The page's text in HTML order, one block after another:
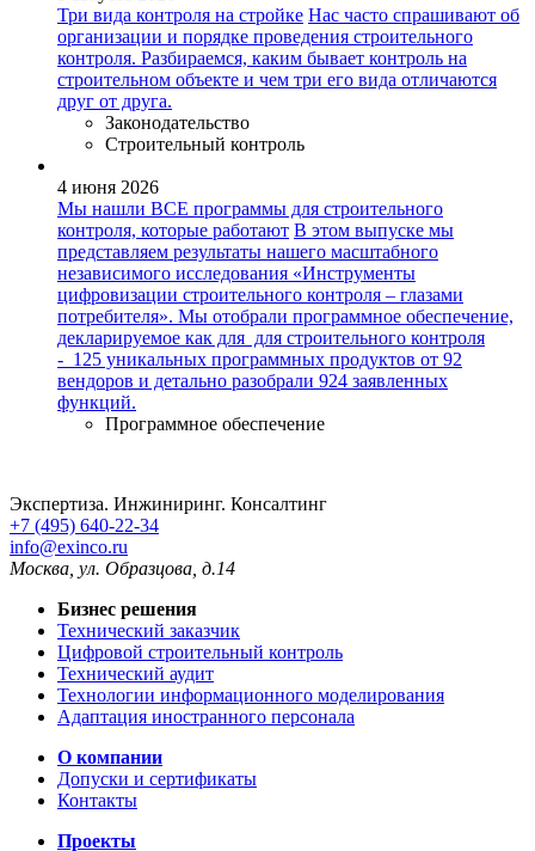
Три вида контроля на стройке Нас часто спрашивают об
организации и порядке проведения строительного
контроля. Разбираемся, каким бывает контроль на
строительном объекте и чем три его вида отличаются
друг от друга.
Законодательство
Строительный контроль
4 июня 2026
Мы нашли ВСЕ программы для строительного
контроля, которые работают В этом выпуске мы
представляем результаты нашего масштабного
независимого исследования «Инструменты
цифровизации строительного контроля – глазами
потребителя». Мы отобрали программное обеспечение,
декларируемое как для для строительного контроля
- 125 уникальных программных продуктов от 92
вендоров и детально разобрали 924 заявленных
функций.
Программное обеспечение
Экспертиза. Инжиниринг. Консалтинг
+7 (495) 640-22-34
info@exinco.ru
Москва ул. Образцова, д.14
Бизнес решения
Технический заказчик
Цифровой строительный контроль
Технический аудит
Технологии информационного моделирования
Адаптация иностранного персонала
О компании
Допуски и сертификаты
Контакты
Проекты